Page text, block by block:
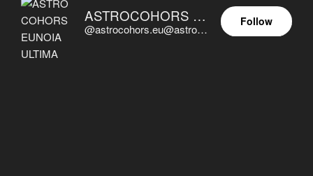
ASTROCOHORS EUNOIA ULTIMA
@astrocohors.eu@astrocohors.eu
Follow